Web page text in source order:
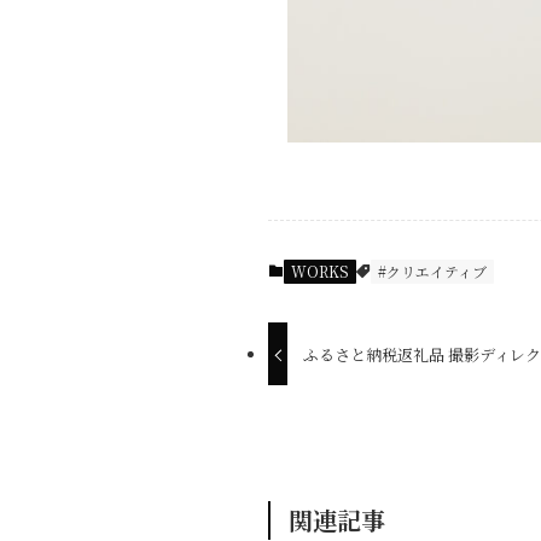
WORKS #クリエイティブ
ふるさと納税返礼品 撮影ディレ
関連記事